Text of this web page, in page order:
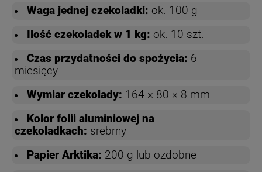
Waga jednej czekoladki: ok. 100 g
Ilość czekoladek w 1 kg: ok. 10 szt.
Czas przydatności do spożycia: 6
miesięcy
Wymiar czekolady: 164 × 80 × 8 mm
Kolor folii aluminiowej na
czekoladkach: srebrny
Papier Arktika: 200 g lub ozdobne